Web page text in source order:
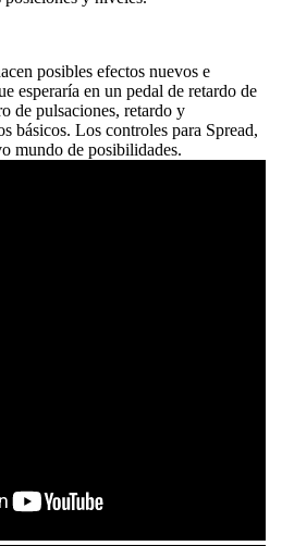
posibles efectos nuevos e
esperaría en un pedal de retardo de
de pulsaciones, retardo y
básicos. Los controles para Spread,
mundo de posibilidades.